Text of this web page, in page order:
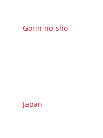
Gorin-no-sho
Japan